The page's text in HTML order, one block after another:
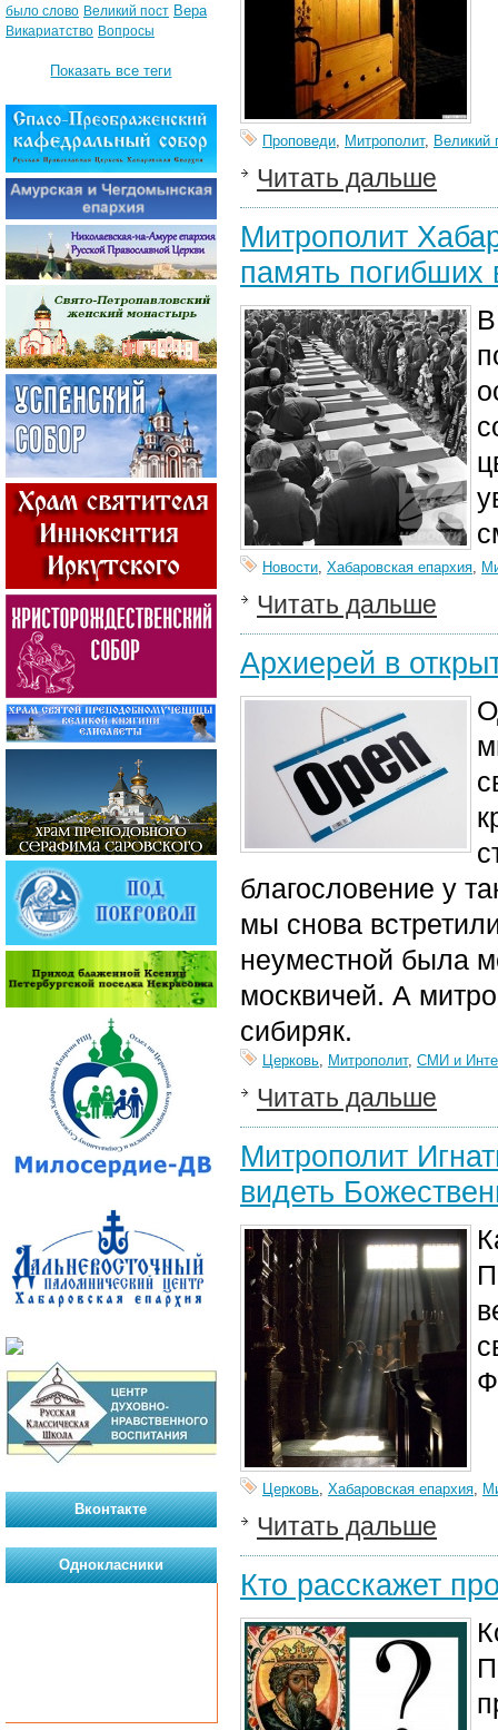
Проповеди, Митрополит, Великий
Читать дальше
Митрополит
память погибших
Новости, Хабаровская епархия,
Читать дальше
Архиерей в
благословение у
мы снова
неуместной была
москвичей. А
сибиряк.
Церковь, Митрополит, СМИ и
Читать дальше
Митрополит
видеть
Церковь, Хабаровская епархия,
Читать дальше
Кто расскажет
было слово Великий пост Вера
Викариатство Вопросы
Показать все теги
Вконтакте
Однокласники